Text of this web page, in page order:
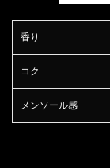
香り
コク
メンソール感